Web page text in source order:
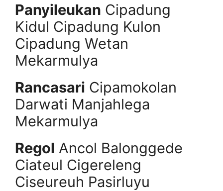
Panyileukan Cipadung
Kidul Cipadung Kulon
Cipadung Wetan
Mekarmulya
Rancasari Cipamokolan
Darwati Manjahlega
Mekarmulya
Regol Ancol Balonggede
Ciateul Cigereleng
Ciseureuh Pasirluyu